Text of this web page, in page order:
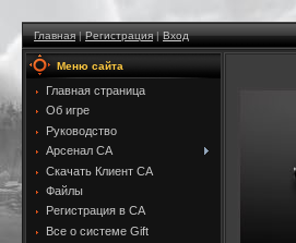
Главная|Регистрация|Вход
Меню сайта
Главная страница
Об игре
Руководство
Арсенал CA
Скачать Клиент CA
Файлы
Регистрация в CA
Все о системе Gift